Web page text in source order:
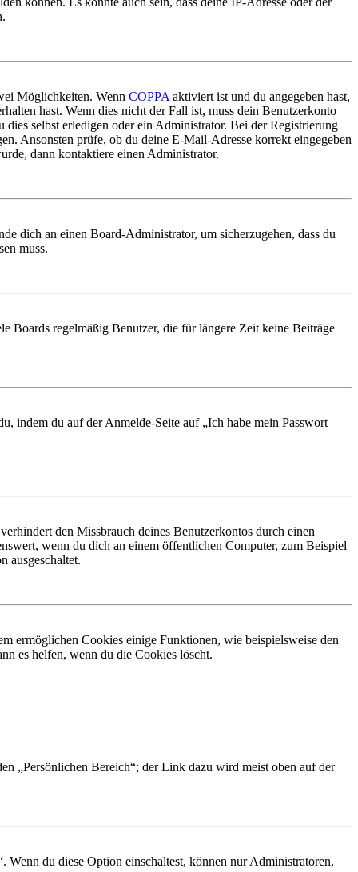
Möglichkeiten. Wenn COPPA aktiviert ist und du angegeben hast,
hast. Wenn dies nicht der Fall ist, muss dein Benutzerkonto
selbst erledigen oder ein Administrator. Bei der Registrierung
Ansonsten prüfe, ob du deine E-Mail-Adresse korrekt eingegeben
dann kontaktiere einen Administrator.
dich an einen Board-Administrator, um sicherzugehen, dass du
muss.
Boards regelmäßig Benutzer, die für längere Zeit keine Beiträge
indem du auf der Anmelde-Seite auf „Ich habe mein Passwort
den Missbrauch deines Benutzerkontos durch einen
wenn du dich an einem öffentlichen Computer, zum Beispiel
ausgeschaltet.
ermöglichen Cookies einige Funktionen, wie beispielsweise den
es helfen, wenn du die Cookies löscht.
„Persönlichen Bereich“; der Link dazu wird meist oben auf der
du diese Option einschaltest, können nur Administratoren,